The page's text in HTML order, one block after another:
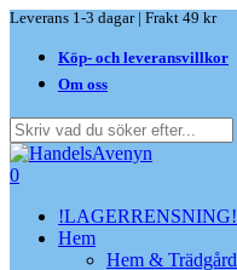
Skip
main
content
Leverans 1-3 dagar | Frakt 49 kr
Köp- och leveransvillkor
Om oss
Close
Search
search
0
!LAGERRENSNING!
Hem
Hem & Trädgård